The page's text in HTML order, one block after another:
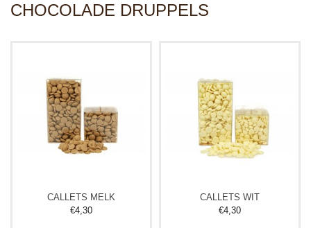
CHOCOLADE DRUPPELS
CALLETS MELK
€4,30
CALLETS WIT
€4,30